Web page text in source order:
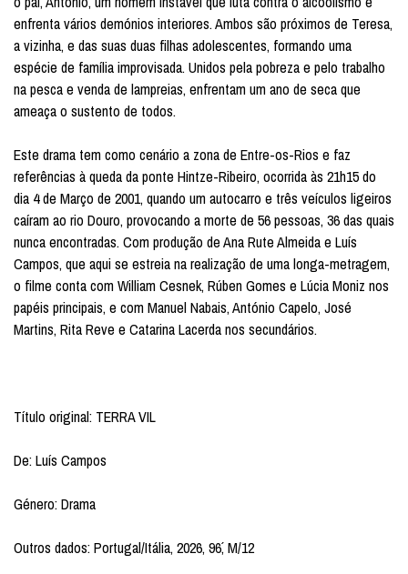
enfrenta vários demónios interiores. Ambos são próximos de Teresa,
a vizinha, e das suas duas filhas adolescentes, formando uma
espécie de família improvisada. Unidos pela pobreza e pelo trabalho
na pesca e venda de lampreias, enfrentam um ano de seca que
ameaça o sustento de todos.
Este drama tem como cenário a zona de Entre-os-Rios e faz
referências à queda da ponte Hintze-Ribeiro, ocorrida às 21h15 do
dia 4 de Março de 2001, quando um autocarro e três veículos ligeiros
caíram ao rio Douro, provocando a morte de 56 pessoas, 36 das quais
nunca encontradas. Com produção de Ana Rute Almeida e Luís
Campos, que aqui se estreia na realização de uma longa-metragem,
o filme conta com William Cesnek, Rúben Gomes e Lúcia Moniz nos
papéis principais, e com Manuel Nabais, António Capelo, José
Martins, Rita Reve e Catarina Lacerda nos secundários.
Título original: TERRA VIL
De: Luís Campos
Género: Drama
Outros dados: Portugal/Itália, 2026, 96´, M/12